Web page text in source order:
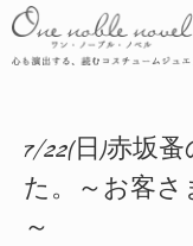
7/22(日)赤坂
た。～お客さ
～